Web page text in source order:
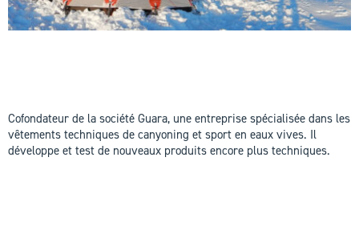
Cofondateur de la société Guara, une entreprise spécialisée dans les
vêtements techniques de canyoning et sport en eaux vives. Il
développe et test de nouveaux produits encore plus techniques.